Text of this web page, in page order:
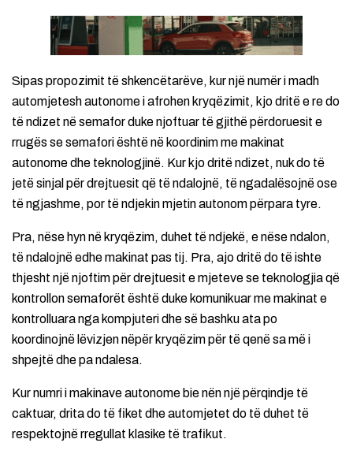
Sipas propozimit të shkencëtarëve, kur një numër i madh
automjetesh autonome i afrohen kryqëzimit, kjo dritë e re do
të ndizet në semafor duke njoftuar të gjithë përdoruesit e
rrugës se semafori është në koordinim me makinat
autonome dhe teknologjinë. Kur kjo dritë ndizet, nuk do të
jetë sinjal për drejtuesit që të ndalojnë, të ngadalësojnë ose
të ngjashme, por të ndjekin mjetin autonom përpara tyre.
Pra, nëse hyn në kryqëzim, duhet të ndjekë, e nëse ndalon,
të ndalojnë edhe makinat pas tij. Pra, ajo dritë do të ishte
thjesht një njoftim për drejtuesit e mjeteve se teknologjia që
kontrollon semaforët është duke komunikuar me makinat e
kontrolluara nga kompjuteri dhe së bashku ata po
koordinojnë lëvizjen nëpër kryqëzim për të qenë sa më i
shpejtë dhe pa ndalesa.
Kur numri i makinave autonome bie nën një përqindje të
caktuar, drita do të fiket dhe automjetet do të duhet të
respektojnë rregullat klasike të trafikut.